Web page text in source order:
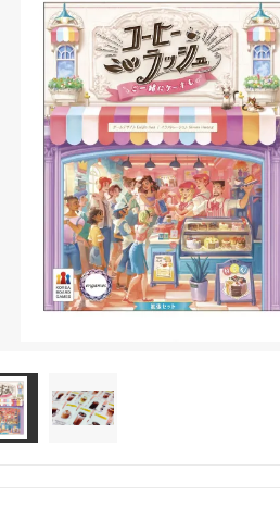
バッテリー
その他アイテム・ワッペン類